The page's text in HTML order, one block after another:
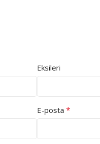
Eksileri
E-posta *